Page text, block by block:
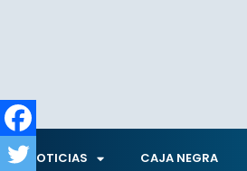
NOTICIAS CAJA NEGRA